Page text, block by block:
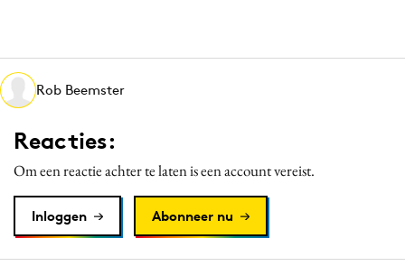
Media
Merkstrategie
PR
Programmatic
Purpose Marketing
Reputatie & crisis
Rob Beemster
Reacties:
Om een reactie achter te laten is een account vereist.
Inloggen Abonneer nu